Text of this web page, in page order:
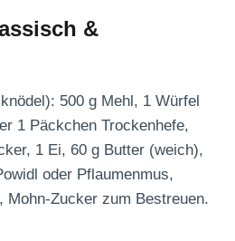
&
500 g Mehl, 1 Würfel
1 Päckchen Trockenhefe,
1 Ei, 60 g Butter (weich),
oder Pflaumenmus,
Mohn-Zucker zum Bestreuen.